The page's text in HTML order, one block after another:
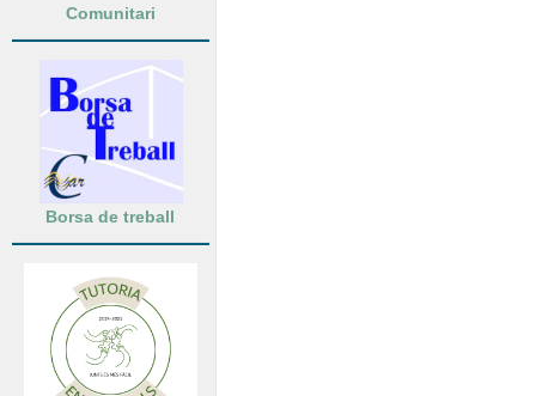
Comunitari
Borsa de treball